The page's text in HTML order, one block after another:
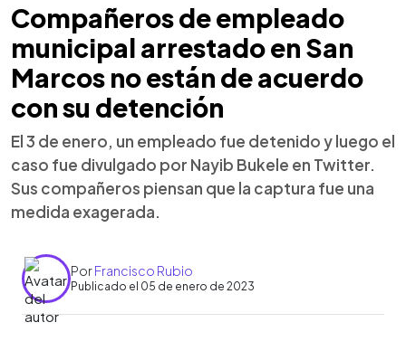
Compañeros de empleado
municipal arrestado en San
Marcos no están de acuerdo
con su detención
El 3 de enero, un empleado fue detenido y luego el
caso fue divulgado por Nayib Bukele en Twitter.
Sus compañeros piensan que la captura fue una
medida exagerada.
PorFrancisco Rubio
Publicado el 05 de enero de 2023